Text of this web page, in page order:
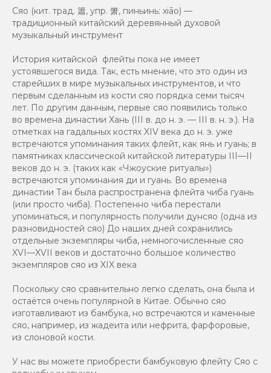
Сяо (кит. трад. 簫, упр. 箫, пиньинь: xiāo) —
традиционный китайский деревянный духовой
музыкальный инструмент
История китайской флейты пока не имеет
устоявшегося вида. Так, есть мнение, что это один из
старейших в мире музыкальных инструментов, и что
первым сделанным из кости сяо порядка семи тысяч
лет. По другим данным, первые сяо появились только
во времена династии Хань (III в. до н. э. — III в. н. э.). На
отметках на гадальных костях XIV века до н. э. уже
встречаются упоминания таких флейт, как янь и гуань; в
памятниках классической китайской литературы III—II
веков до н. э. (таких как «Чжоуские ритуалы»)
встречаются упоминания ди и гуань. Во времена
династии Тан была распространена флейта чиба гуань
(или просто чиба). Постепенно чиба перестали
упоминаться, и популярность получили дунсяо (одна из
разновидностей сяо) До наших дней сохранились
отдельные экземпляры чиба, немногочисленные сяо
XVI—XVII веков и достаточно большое количество
экземпляров сяо из XIX века
Поскольку сяо сравнительно легко сделать, она была и
остаётся очень популярной в Китае. Обычно сяо
изготавливают из бамбука, но встречаются и каменные
сяо, например, из жадеита или нефрита, фарфоровые,
из слоновой кости.
У нас вы можете приобрести бамбуковую флейту Сяо с